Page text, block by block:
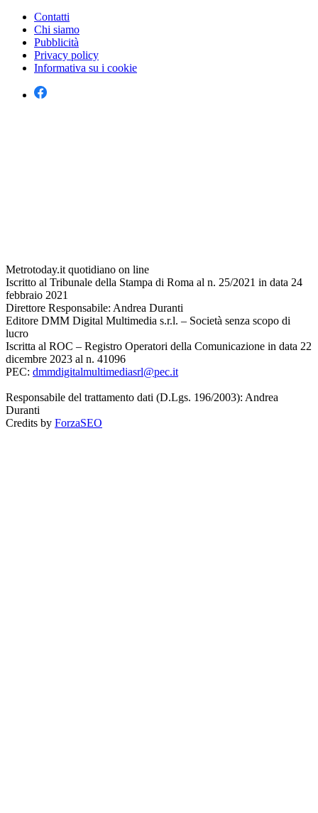
Contatti
Chi siamo
Pubblicità
Privacy policy
Informativa su i cookie
Metrotoday.it quotidiano on line
Iscritto al Tribunale della Stampa di Roma al n. 25/2021 in data 24
febbraio 2021
Direttore Responsabile: Andrea Duranti
Editore DMM Digital Multimedia s.r.l. – Società senza scopo di
lucro
Iscritta al ROC – Registro Operatori della Comunicazione in data 22
dicembre 2023 al n. 41096
PEC: dmmdigitalmultimediasrl@pec.it
Responsabile del trattamento dati (D.Lgs. 196/2003): Andrea
Duranti
Credits by ForzaSEO